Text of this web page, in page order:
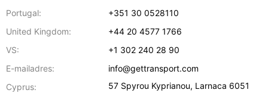
Portugal:
+351 30 0528110
United Kingdom:
+44 20 4577 1766
VS:
+1 302 240 28 90
E-mailadres:
info@gettransport.com
Cyprus:
57 Spyrou Kyprianou, Larnaca 6051